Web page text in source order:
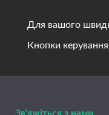
Для вашого
Кнопки керування